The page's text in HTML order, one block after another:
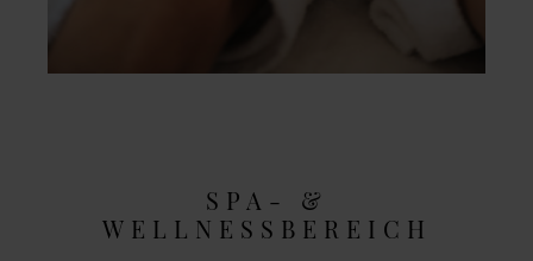
SPA- &
WELLNESSBEREICH